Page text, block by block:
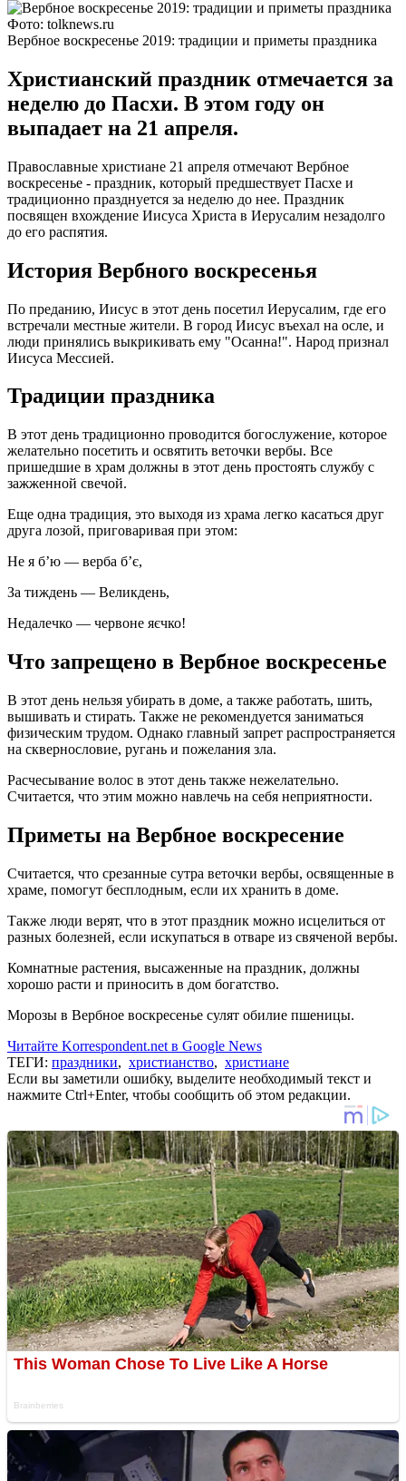
Фото: tolknews.ru
Вербное воскресенье 2019: традиции и приметы праздника
Христианский праздник отмечается за
неделю до Пасхи. В этом году он
выпадает на 21 апреля.
Православные христиане 21 апреля отмечают Вербное
воскресенье - праздник, который предшествует Пасхе и
традиционно празднуется за неделю до нее. Праздник
посвящен вхождение Иисуса Христа в Иерусалим незадолго
до его распятия.
История Вербного воскресенья
По преданию, Иисус в этот день посетил Иерусалим, где его
встречали местные жители. В город Иисус въехал на осле, и
люди принялись выкрикивать ему "Осанна!". Народ признал
Иисуса Мессией.
Традиции праздника
В этот день традиционно проводится богослужение, которое
желательно посетить и освятить веточки вербы. Все
пришедшие в храм должны в этот день простоять службу с
зажженной свечой.
Еще одна традиция, это выходя из храма легко касаться друг
друга лозой, приговаривая при этом:
Не я б’ю — верба б’є,
За тиждень — Великдень,
Недалечко — червоне яєчко!
Что запрещено в Вербное воскресенье
В этот день нельзя убирать в доме, а также работать, шить,
вышивать и стирать. Также не рекомендуется заниматься
физическим трудом. Однако главный запрет распространяется
на сквернословие, ругань и пожелания зла.
Расчесывание волос в этот день также нежелательно.
Считается, что этим можно навлечь на себя неприятности.
Приметы на Вербное воскресение
Считается, что срезанные сутра веточки вербы, освященные в
храме, помогут бесплодным, если их хранить в доме.
Также люди верят, что в этот праздник можно исцелиться от
разных болезней, если искупаться в отваре из свяченой вербы.
Комнатные растения, высаженные на праздник, должны
хорошо расти и приносить в дом богатство.
Морозы в Вербное воскресенье сулят обилие пшеницы.
Читайте Korrespondent.net в Google News
ТЕГИ: праздники, христианство, христиане
Если вы заметили ошибку, выделите необходимый текст и
нажмите Ctrl+Enter, чтобы сообщить об этом редакции.